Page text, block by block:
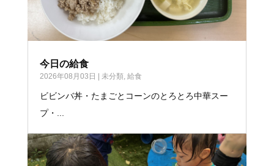
今日の給食
2026年08月03日 | 未分類, 給食
ビビンバ丼・たまごとコーンのとろとろ中華スー
プ・...